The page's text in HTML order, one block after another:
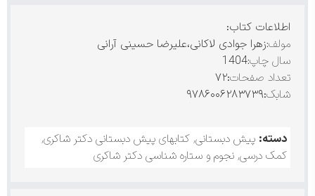
اطلاعات کتاب:
مولف:زهرا جوادی لاکانی،علیرضا حسینی آرانی
سال چاپ:1404
تعداد صفحات:۷۲
شابک:۹۷۸۶۰۰۶۲۸۳۷۳۹
دسته: پیش دبستانی, کتابهای پیش دبستانی دکتر شاکری,
کمک درسی, نجوم و ستاره شناسی دکتر شاکری